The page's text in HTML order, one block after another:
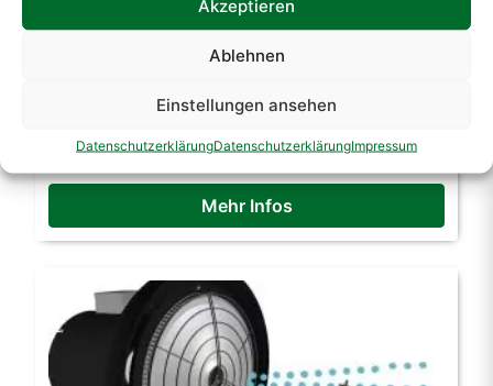
Akzeptieren
Ablehnen
Einstellungen ansehen
DatenschutzerklärungDatenschutzerklärungImpressum
Zerstäubungs Pumpentechnik PROFI PLUS 400V
Kühlen – Befeuchten – Staubreduktion
Preis auf Anfrage
Mehr Infos